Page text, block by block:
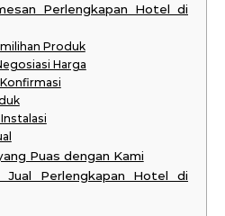
Perlengkapan Hotel di
Produk
Harga
Puas dengan Kami
Jual Perlengkapan Hotel di